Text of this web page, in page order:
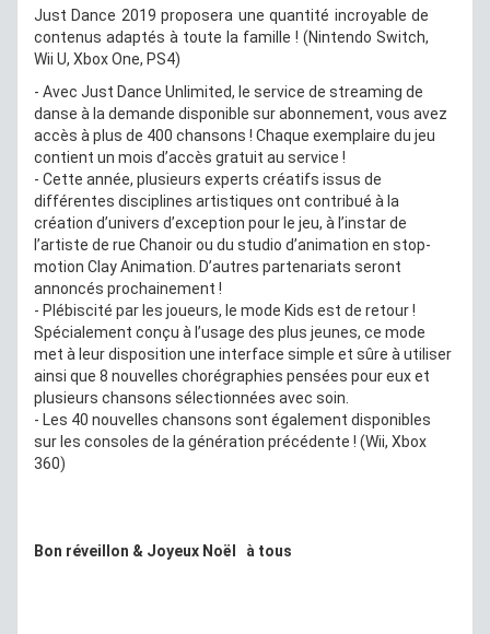
Just Dance 2019 proposera une quantité incroyable de
contenus adaptés à toute la famille ! (Nintendo Switch,
Wii U, Xbox One, PS4)
- Avec Just Dance Unlimited, le service de streaming de
danse à la demande disponible sur abonnement, vous avez
accès à plus de 400 chansons ! Chaque exemplaire du jeu
contient un mois d’accès gratuit au service !
- Cette année, plusieurs experts créatifs issus de
différentes disciplines artistiques ont contribué à la
création d’univers d’exception pour le jeu, à l’instar de
l’artiste de rue Chanoir ou du studio d’animation en stop-
motion Clay Animation. D’autres partenariats seront
annoncés prochainement !
- Plébiscité par les joueurs, le mode Kids est de retour !
Spécialement conçu à l’usage des plus jeunes, ce mode
met à leur disposition une interface simple et sûre à utiliser
ainsi que 8 nouvelles chorégraphies pensées pour eux et
plusieurs chansons sélectionnées avec soin.
- Les 40 nouvelles chansons sont également disponibles
sur les consoles de la génération précédente ! (Wii, Xbox
360)
Bon réveillon & Joyeux Noël à tous